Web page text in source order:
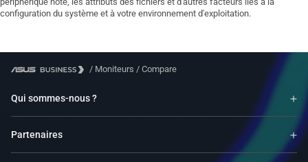
configuration du système et à votre environnement d'exploitation.
/ Moniteurs / Compare
Qui sommes-nous ?
Partenaires